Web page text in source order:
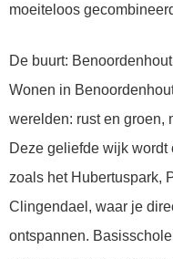
moeiteloos
De buurt: Benoordenhout
Wonen in
werelden: rust en groen,
Deze geliefde wijk wordt
zoals het Hubertuspark,
Clingendael, waar je
ontspannen.